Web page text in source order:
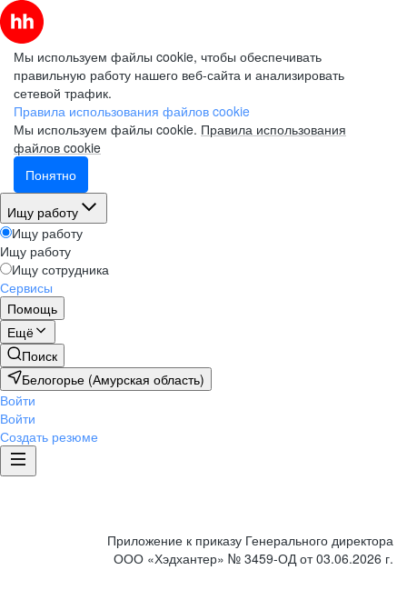
Мы используем файлы cookie, чтобы обеспечивать
правильную работу нашего веб-сайта и анализировать
сетевой трафик.
Правила использования файлов cookie
Мы используем файлы cookie. Правила использования
файлов cookie
Понятно
Ищу работу
Ищу работу
Ищу работу
Ищу сотрудника
Сервисы
Помощь
Ещё
Поиск
Белогорье (Амурская область)
Войти
Войти
Создать резюме
Приложение к приказу Генерального директора
ООО «Хэдхантер» № 3459-ОД от 03.06.2026 г.